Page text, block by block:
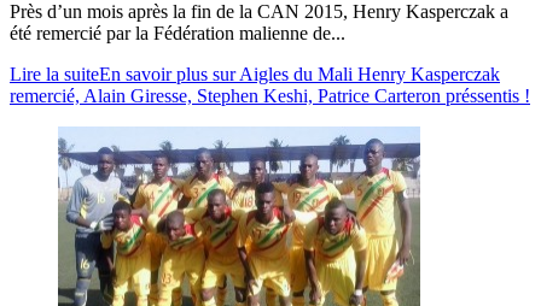
Près d’un mois après la fin de la CAN 2015, Henry Kasperczak a
été remercié par la Fédération malienne de...
Lire la suiteEn savoir plus sur Aigles du Mali Henry Kasperczak
remercié, Alain Giresse, Stephen Keshi, Patrice Carteron préssentis !